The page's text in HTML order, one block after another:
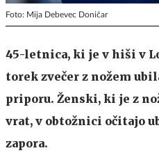
Foto: Mija Debevec Doničar
45-letnica, ki je v hiši v
torek zvečer z nožem
priporu. Ženski, ki je z
vrat, v obtožnici očitajo
zapora.